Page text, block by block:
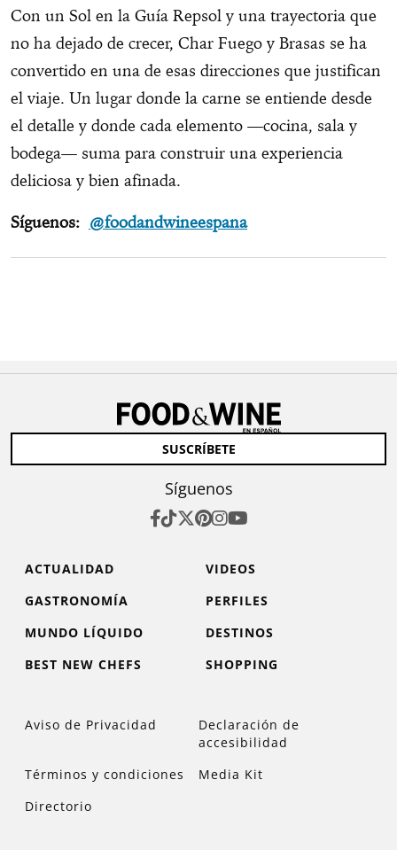
Con un Sol en la Guía Repsol y una trayectoria que
no ha dejado de crecer, Char Fuego y Brasas se ha
convertido en una de esas direcciones que justifican
el viaje. Un lugar donde la carne se entiende desde
el detalle y donde cada elemento —cocina, sala y
bodega— suma para construir una experiencia
deliciosa y bien afinada.
Síguenos: @foodandwineespana
SUSCRÍBETE
Síguenos
ACTUALIDAD
VIDEOS
GASTRONOMÍA
PERFILES
MUNDO LÍQUIDO
DESTINOS
BEST NEW CHEFS
SHOPPING
Aviso de Privacidad
Declaración de
accesibilidad
Términos y condiciones
Media Kit
Directorio